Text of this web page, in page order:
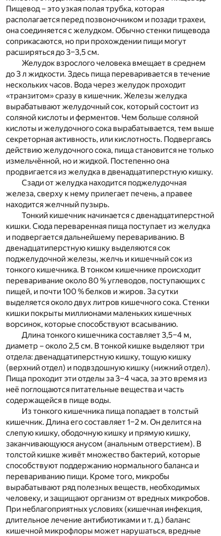
Пищевод – это узкая полая трубка, которая
располагается перед позвоночником и позади трахеи,
она соединяется с желудком. Обычно стенки пищевода
соприкасаются, но при прохождении пищи могут
расширяться до 3–3,5 см.
Желудок взрослого человека вмещает в среднем
до 3 л жидкости. Здесь пища переваривается в течение
нескольких часов. Вода через желудок проходит
«транзитом» сразу в кишечник. Железы желудка
вырабатывают желудочный сок, который состоит из
соляной кислоты и ферментов. Чем больше соляной
кислоты и желудочного сока вырабатывается, тем выше
секреторная активность, или кислотность. Подвергаясь
действию желудочного сока, пища становится не только
измельчённой, но и жидкой. Постепенно она
продвигается из желудка в двенадцатиперстную кишку.
Сзади от желудка находится поджелудочная
железа, сверху к нему прилегает печень, а правее
находится желчный пузырь.
Тонкий кишечник начинается с двенадцатиперстной
кишки. Сюда переваренная пища поступает из желудка
и подвергается дальнейшему перевариванию. В
двенадцатиперстную кишку выделяются сок
поджелудочной железы, желчь и кишечный сок из
тонкого кишечника. В тонком кишечнике происходит
переваривание около 80 % углеводов, поступающих с
пищей, и почти 100 % белков и жиров. За сутки
выделяется около двух литров кишечного сока. Стенки
кишки покрыты миллионами маленьких кишечных
ворсинок, которые способствуют всасыванию.
Длина тонкого кишечника составляет 3,5–4 м,
диаметр – около 2,5 см. В тонкой кишке выделяют три
отдела: двенадцатиперстную кишку, тощую кишку
(верхний отдел) и подвздошную кишку (нижний отдел).
Пища проходит эти отделы за 3–4 часа, за это время из
неё поглощаются питательные вещества и часть
содержащейся в пище воды.
Из тонкого кишечника пища попадает в толстый
кишечник. Длина его составляет 1–2 м. Он делится на
слепую кишку, ободочную кишку и прямую кишку,
заканчивающуюся анусом (анальным отверстием). В
толстой кишке живёт множество бактерий, которые
способствуют поддержанию нормального баланса и
перевариванию пищи. Кроме того, микробы
вырабатывают ряд полезных веществ, необходимых
человеку, и защищают организм от вредных микробов.
При неблагоприятных условиях (кишечная инфекция,
длительное лечение антибиотиками и т. д.) баланс
кишечной микрофлоры может нарушаться, вредные